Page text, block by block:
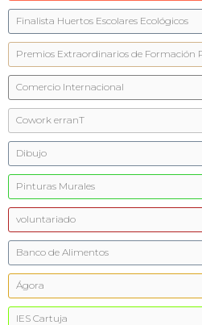
Finalista Huertos Escolares Ecológicos
Premios Extraordinarios de Formación
Comercio Internacional
Cowork erranT
Dibujo
Pinturas Murales
voluntariado
Banco de Alimentos
Ágora
IES Cartuja